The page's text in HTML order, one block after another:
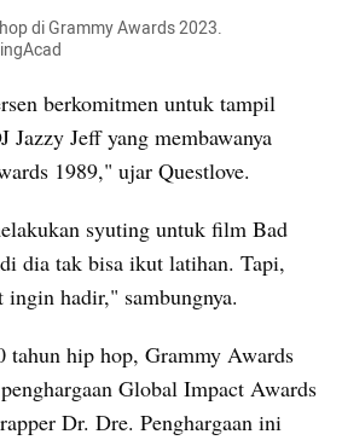
di Grammy Awards 2023.
berkomitmen untuk tampil
Jazzy Jeff yang membawanya
1989," ujar Questlove.
syuting untuk film Bad
dia tak bisa ikut latihan. Tapi,
ingin hadir," sambungnya.
tahun hip hop, Grammy Awards
Global Impact Awards
Dr. Dre. Penghargaan ini